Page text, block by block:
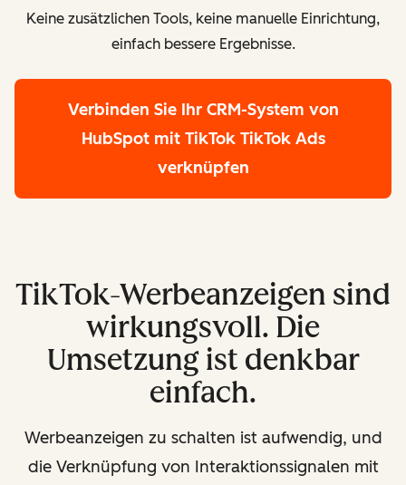
Keine zusätzlichen Tools, keine manuelle Einrichtung,
einfach bessere Ergebnisse.
Verbinden Sie Ihr CRM-System von
HubSpot mit TikTok TikTok Ads
verknüpfen
TikTok-Werbeanzeigen sind
wirkungsvoll. Die
Umsetzung ist denkbar
einfach.
Werbeanzeigen zu schalten ist aufwendig, und
die Verknüpfung von Interaktionssignalen mit